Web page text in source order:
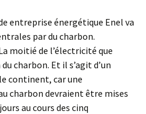
entreprise énergétique Enel va
par du charbon.
moitié de l’électricité que
charbon. Et il s’agit d’un
continent, car une
charbon devraient être mises
au cours des cinq